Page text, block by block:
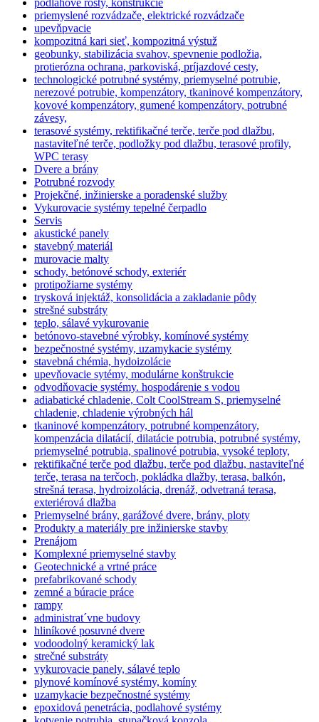
priemyslené rozvádzače, elektrické rozvádzače
upevňpvacie
kompozitná kari sieť, kompozitná výstuž
geobunky, stabilizácia svahov, spevnenie podložia,
protierózna ochrana, parkoviská, príjazdové cesty,
technologické potrubné systémy, priemyselné potrubie,
nerezové potrubie, kompenzátory, tkaninové kompenzátory,
kovové kompenzátory, gumené kompenzátory, potrubné
závesy,
terasové systémy, rektifikačné terče, terče pod dlažbu,
nastaviteľné terče, podložky pod dlažbu, terasové profily,
WPC terasy
Dvere a brány
Potrubné rozvody
Projekčné, inžinierske a poradenské služby
Vykurovacie systémy tepelné čerpadlo
Servis
akustické panely
stavebný materiál
murovacie malty
schody, betónové schody, exteriér
protipožiarne systémy
trysková injektáž, konsolidácia a zakladanie pôdy
strešné substráty
teplo, sálavé vykurovanie
betónovo-stavebné výrobky, komínové systémy
bezpečnostné systémy, uzamykacie systémy
stavebná chémia, hydoizolácie
upevňovacie sytémy, modulárne konštrukcie
odvodňovacie systémy. hospodárenie s vodou
adiabatické chladenie, Colt CoolStream S, priemyselné
chladenie, chladenie výrobných hál
tkaninové kompenzátory, potrubné kompenzátory,
kompenzácia dilatácií, dilatácie potrubia, potrubné systémy,
priemyselné potrubia, spalinové potrubia, vysoké teploty,
rektifikačné terče pod dlažbu, terče pod dlažbu, nastaviteľné
terče, terasa na terčoch, pokládka dlažby, terasa, balkón,
strešná terasa, hydroizolácia, drenáž, odvetraná terasa,
exteriérová dlažba
Priemyselné brány, garážové dvere, brány, ploty
Produkty a materiály pre inžinierske stavby
Prenájom
Komplexné priemyselné stavby
Geotechnické a vrtné práce
prefabrikované schody
zemné a búracie práce
rampy
administrat´vne budovy
hliníkové posuvné dvere
vodoodolný keramický lak
strečné substráty
vykurovacie panely, sálavé teplo
plynové komínové systémy, komíny
uzamykacie bezpečnostné systémy
epoxidová penetrácia, podlahové systémy